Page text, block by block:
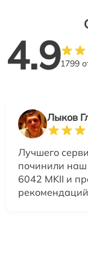
4.91799
Лыков
Лучшего
починили наш
6042 MKII и